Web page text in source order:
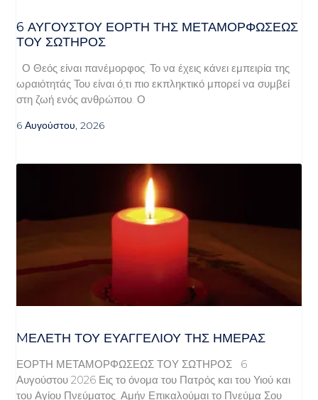
6 ΑΥΓΟΥΣΤΟΥ ΕΟΡΤΗ ΤΗΣ ΜΕΤΑΜΟΡΦΩΣΕΩΣ
ΤΟΥ ΣΩΤΗΡΟΣ
Ο Θεός είναι πανέμορφος. Το να έχεις κάνει εμπειρία της
ωραιότητάς Του είναι ό,τι πιο εκπληκτικό μπορεί να συμβεί
στη ζωή ενός ανθρώπου. Ο
6 Αυγούστου, 2026
MΕΛΈΤΗ ΤΟΥ ΕΥΑΓΓΕΛΊΟΥ ΤΗΣ ΗΜΈΡΑΣ
ΕΟΡΤΗ ΜΕΤΑΜΟΡΦΩΣΕΩΣ ΤΟΥ ΣΩΤΗΡΟΣ 6
Αυγούστου 2026 Εις το όνομα του Πατρός και του Υιού και
του Αγίου Πνεύματος. Αμήν Επικαλούμαι το Πνεύμα Σου